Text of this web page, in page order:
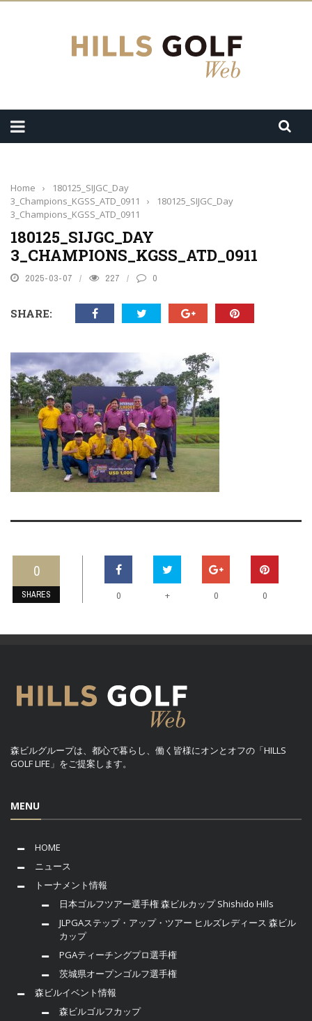
Home ›
180125_SIJGC_Day
3_Champions_KGSS_ATD_0911
›
180125_SIJGC_Day
3_Champions_KGSS_ATD_0911
180125_SIJGC_DAY
3_CHAMPIONS_KGSS_ATD_0911
2025-03-07 227 0
SHARE:
0
SHARES 0 + 0 0
森ビルグループは、都心で暮らし、働く皆様にオンとオフの「HILLS
GOLF LIFE」をご提案します。
MENU
HOME
ニュース
トーナメント情報
日本ゴルフツアー選手権 森ビルカップ Shishido Hills
JLPGAステップ・アップ・ツアー ヒルズレディース 森ビル
カップ
PGAティーチングプロ選手権
茨城県オープンゴルフ選手権
森ビルイベント情報
森ビルゴルフカップ